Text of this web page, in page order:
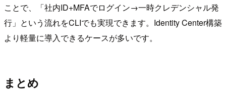
ことで、「社内ID+MFAでログイン→一時クレデンシャル発
行」という流れをCLIでも実現できます。Identity Center構築
より軽量に導入できるケースが多いです。
まとめ